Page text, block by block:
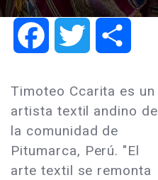
FacebookTwitter
Timoteo Ccarita es un
artista textil andino de
la comunidad de
Pitumarca, Perú. "El
arte textil se remonta